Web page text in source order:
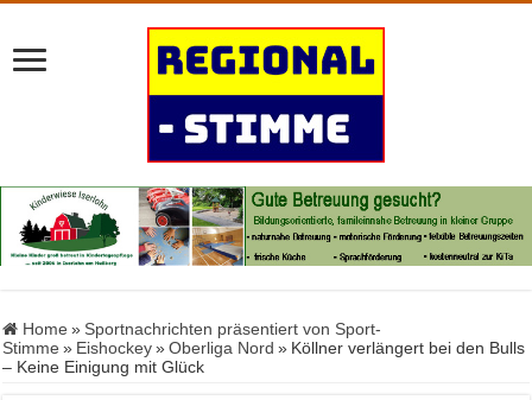
Home » Sportnachrichten präsentiert von Sport-
Stimme » Eishockey » Oberliga Nord » Köllner verlängert bei den Bulls
– Keine Einigung mit Glück